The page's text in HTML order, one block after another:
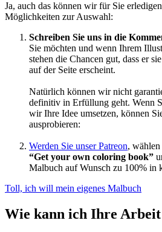
Ja, auch das können wir für Sie
Möglichkeiten zur Auswahl:
Schreiben Sie uns in die
Sie möchten und wenn Ihrem
stehen die Chancen gut, dass er
auf der Seite erscheint.
Natürlich können wir nicht
definitiv in Erfüllung geht. Wenn
wir Ihre Idee umsetzen, können
ausprobieren:
Werden Sie unser Patreon,
“Get your own coloring book”
Malbuch auf Wunsch zu 100% in
Toll, ich will mein eigenes Malbuch
Wie kann ich Ihre